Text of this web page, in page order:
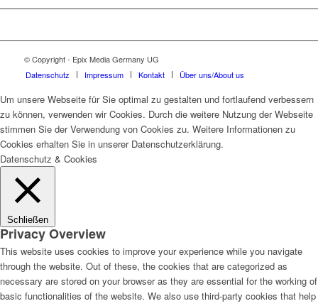
© Copyright - Epix Media Germany UG
Datenschutz
Impressum Kontakt Über uns/About us
Um unsere Webseite für Sie optimal zu gestalten und fortlaufend verbessern
zu können, verwenden wir Cookies. Durch die weitere Nutzung der Webseite
stimmen Sie der Verwendung von Cookies zu. Weitere Informationen zu
Cookies erhalten Sie in unserer Datenschutzerklärung.
Datenschutz & Cookies
Schließen
Privacy Overview
This website uses cookies to improve your experience while you navigate
through the website. Out of these, the cookies that are categorized as
necessary are stored on your browser as they are essential for the working of
basic functionalities of the website. We also use third-party cookies that help